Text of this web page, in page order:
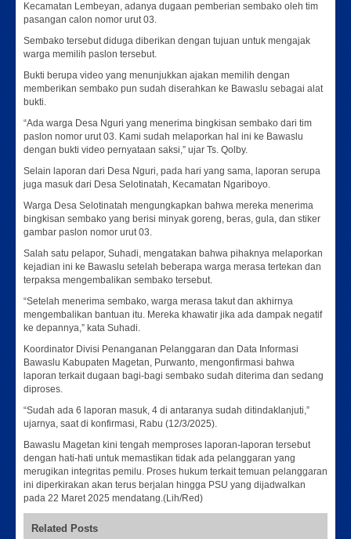
Kecamatan Lembeyan, adanya dugaan pemberian sembako oleh tim
pasangan calon nomor urut 03.
Sembako tersebut diduga diberikan dengan tujuan untuk mengajak
warga memilih paslon tersebut.
Bukti berupa video yang menunjukkan ajakan memilih dengan
memberikan sembako pun sudah diserahkan ke Bawaslu sebagai alat
bukti.
“Ada warga Desa Nguri yang menerima bingkisan sembako dari tim
paslon nomor urut 03. Kami sudah melaporkan hal ini ke Bawaslu
dengan bukti video pernyataan saksi,” ujar Ts. Qolby.
Selain laporan dari Desa Nguri, pada hari yang sama, laporan serupa
juga masuk dari Desa Selotinatah, Kecamatan Ngariboyo.
Warga Desa Selotinatah mengungkapkan bahwa mereka menerima
bingkisan sembako yang berisi minyak goreng, beras, gula, dan stiker
gambar paslon nomor urut 03.
Salah satu pelapor, Suhadi, mengatakan bahwa pihaknya melaporkan
kejadian ini ke Bawaslu setelah beberapa warga merasa tertekan dan
terpaksa mengembalikan sembako tersebut.
“Setelah menerima sembako, warga merasa takut dan akhirnya
mengembalikan bantuan itu. Mereka khawatir jika ada dampak negatif
ke depannya,” kata Suhadi.
Koordinator Divisi Penanganan Pelanggaran dan Data Informasi
Bawaslu Kabupaten Magetan, Purwanto, mengonfirmasi bahwa
laporan terkait dugaan bagi-bagi sembako sudah diterima dan sedang
diproses.
“Sudah ada 6 laporan masuk, 4 di antaranya sudah ditindaklanjuti,”
ujarnya, saat di konfirmasi, Rabu (12/3/2025).
Bawaslu Magetan kini tengah memproses laporan-laporan tersebut
dengan hati-hati untuk memastikan tidak ada pelanggaran yang
merugikan integritas pemilu. Proses hukum terkait temuan pelanggaran
ini diperkirakan akan terus berjalan hingga PSU yang dijadwalkan
pada 22 Maret 2025 mendatang.(Lih/Red)
Related Posts